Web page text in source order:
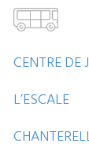
CENTRE DE
L’ESCALE